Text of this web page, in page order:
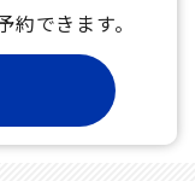
できます。